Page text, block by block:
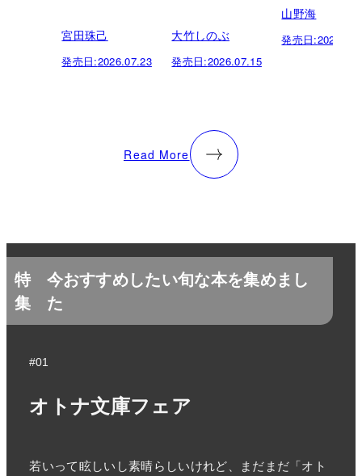
宮田珠己
発売日:2026.07.23
大竹しのぶ
発売日:2026.07.15
山野海
発売日:
Read More
特
集
今おすすめしたい旬な本を集めまし
た
#01
オトナ文庫フェア
若いって眩しいし素晴らしいけれど、まだまだ「オト